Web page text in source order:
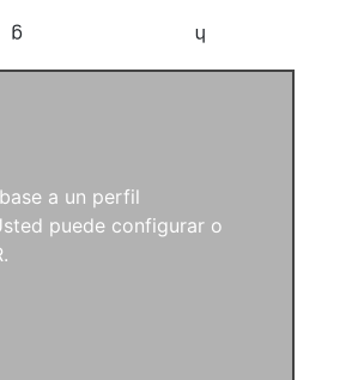
a un perfil
puede configurar o
g h